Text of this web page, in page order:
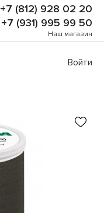
+7 (812) 928 02 20
+7 (931) 995 99 50
Наш магазин
Войти